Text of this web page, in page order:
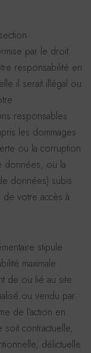
par le droit
responsabilité en
il serait illégal ou
responsables
les dommages
ou la corruption
données, ou la
données) subis
votre accès à
stipule
maximale
de ou lié au site
ou vendu par
de l’action en
soit contractuelle,
délictuelle